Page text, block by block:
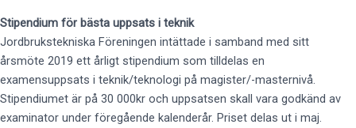
Stipendium för bästa uppsats i teknik
Jordbrukstekniska Föreningen intättade i samband med sitt
årsmöte 2019 ett årligt stipendium som tilldelas en
examensuppsats i teknik/teknologi på magister/-masternivå.
Stipendiumet är på 30 000kr och uppsatsen skall vara godkänd av
examinator under föregående kalenderår. Priset delas ut i maj.